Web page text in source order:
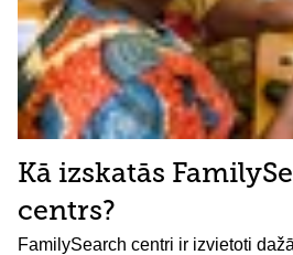
Kā izskatās
centrs?
FamilySearch centri ir izvietoti